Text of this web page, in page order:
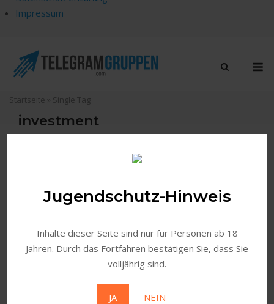
Impressum
Jugendschutz-Hinweis
Inhalte dieser Seite sind nur für Personen ab 18
Jahren. Durch das Fortfahren bestätigen Sie, dass Sie
volljährig sind.
JA NEIN
content
Startseite Single Tag
investment
Search